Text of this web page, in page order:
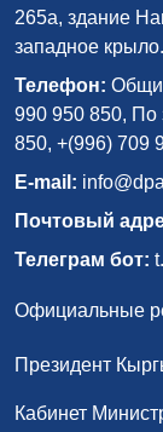
265а, здание
западное крыло.
Телефон:
990 950 850, По
850, +(996) 709
E-mail:
Почтовый
Телеграм бот:
Официальные
Президент
Кабинет